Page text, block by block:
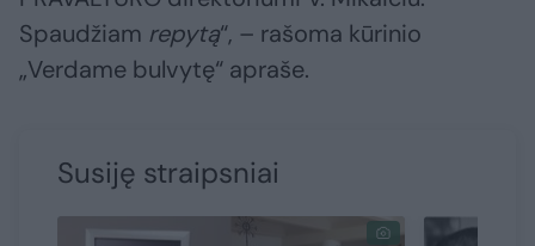
Spaudžiam repytą“, – rašoma kūrinio
„Verdame bulvytę“ apraše.
Susiję straipsniai